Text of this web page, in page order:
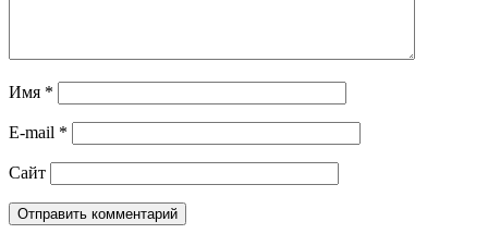
Имя *
E-mail *
Сайт